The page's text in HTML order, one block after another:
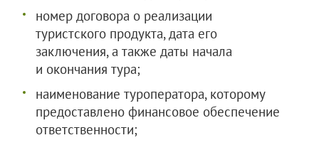
номер договора о реализации
туристского продукта, дата его
заключения, а также даты начала
и окончания тура;
наименование туроператора, которому
предоставлено финансовое обеспечение
ответственности;